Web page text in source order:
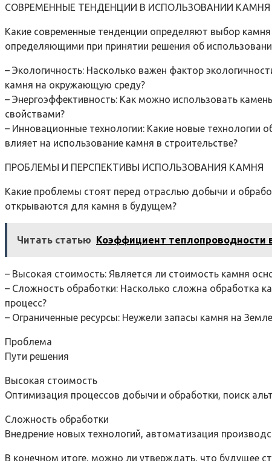
СОВРЕМЕННЫЕ ТЕНДЕНЦИИ В ИСПОЛЬЗОВАНИИ КАМНЯ
Какие современные тенденции определяют выбор
определяющими при принятии решения об
– Экологичность: Насколько важен фактор
камня на окружающую среду?
– Энергоэффективность: Как можно использовать
свойствами?
– Инновационные технологии: Какие новые технологии
влияет на использование камня в строительстве?
ПРОБЛЕМЫ И ПЕРСПЕКТИВЫ ИСПОЛЬЗОВАНИЯ КАМНЯ
Какие проблемы стоят перед отраслью добычи и
открываются для камня в будущем?
Читать статью Коэффициент теплопроводности
– Высокая стоимость: Является ли стоимость камня
– Сложность обработки: Насколько сложна обработка
процесс?
– Ограниченные ресурсы: Неужели запасы камня на
Проблема
Пути решения
Высокая стоимость
Оптимизация процессов добычи и обработки, поиск
Сложность обработки
Внедрение новых технологий, автоматизация
В конечном итоге, можно ли утверждать, что будущее